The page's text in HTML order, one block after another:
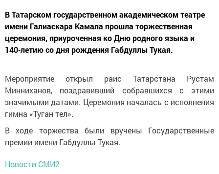
В Татарском государственном академическом театре
имени Галиаскара Камала прошла торжественная
церемония, приуроченная ко Дню родного языка и
140‑летию со дня рождения Габдуллы Тукая.
Мероприятие открыл раис Татарстана Рустам
Минниханов, поздравивший собравшихся с этими
значимыми датами. Церемония началась с исполнения
гимна «Туган тел».
В ходе торжества были вручены Государственные
премии имени Габдуллы Тукая.
Новости СМИ2